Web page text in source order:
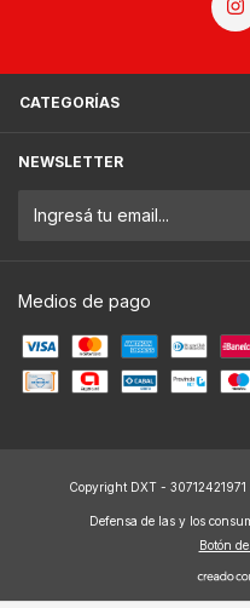
CATEGORÍAS
NEWSLETTER
Medios de pago
Copyright DXT - 30712421971
Defensa de las y los
Botón